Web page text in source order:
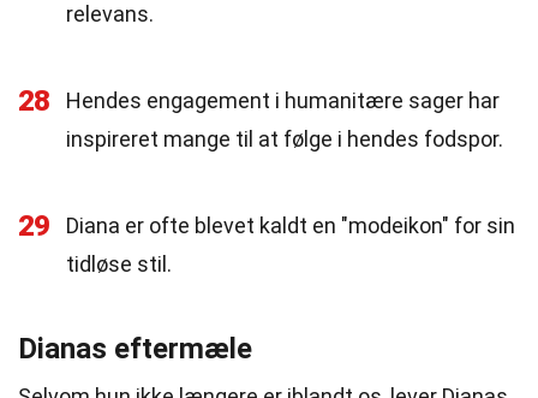
relevans.
28
Hendes engagement i humanitære sager har
inspireret mange til at følge i hendes fodspor.
29
Diana er ofte blevet kaldt en "modeikon" for sin
tidløse stil.
Dianas eftermæle